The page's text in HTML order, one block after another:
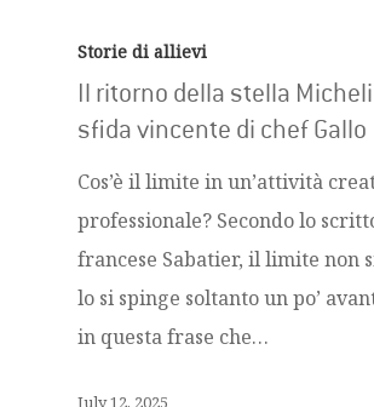
Storie di allievi
Il ritorno della stella
sfida vincente di chef Gallo
Cos’è il limite in un’attività
professionale? Secondo lo
francese Sabatier, il limite non
lo si spinge soltanto un po’
in questa frase che…
July 12, 2025